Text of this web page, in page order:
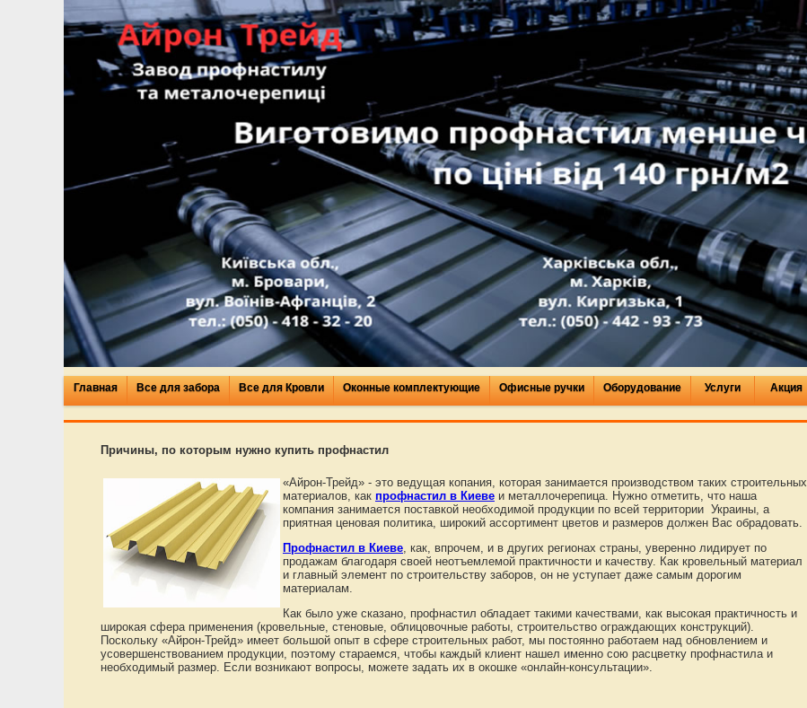
Главная Все для забора Все для Кровли Оконные комплектующие Офисные ручки Оборудование Услуги Акция
Причины, по которым нужно купить профнастил
«Айрон-Трейд» - это ведущая копания, которая занимается производством таких строительных
материалов, как профнастил в Киеве и металлочерепица. Нужно отметить, что наша
компания занимается поставкой необходимой продукции по всей территории Украины, а
приятная ценовая политика, широкий ассортимент цветов и размеров должен Вас обрадовать.
Профнастил в Киеве, как, впрочем, и в других регионах страны, уверенно лидирует по
продажам благодаря своей неотъемлемой практичности и качеству. Как кровельный материал
и главный элемент по строительству заборов, он не уступает даже самым дорогим
материалам.
Как было уже сказано, профнастил обладает такими качествами, как высокая практичность и
широкая сфера применения (кровельные, стеновые, облицовочные работы, строительство ограждающих конструкций).
Поскольку «Айрон-Трейд» имеет большой опыт в сфере строительных работ, мы постоянно работаем над обновлением и
усовершенствованием продукции, поэтому стараемся, чтобы каждый клиент нашел именно сою расцветку профнастила и
необходимый размер. Если возникают вопросы, можете задать их в окошке «онлайн-консультации».